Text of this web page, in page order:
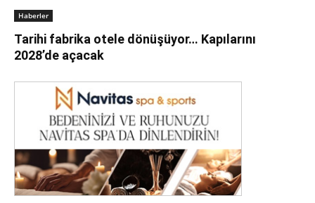
Haberler
Tarihi fabrika otele dönüşüyor… Kapılarını
2028’de açacak